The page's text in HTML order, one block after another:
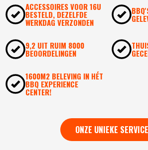
ACCESSOIRES VOOR 16U
BESTELD, DEZELFDE
WERKDAG VERZONDEN
9,2 UIT RUIM 8000
BEOORDELINGEN
1600M2 BELEVING IN HÉT
BBQ EXPERIENCE
CENTER!
ONZE UNIEKE SERVICE